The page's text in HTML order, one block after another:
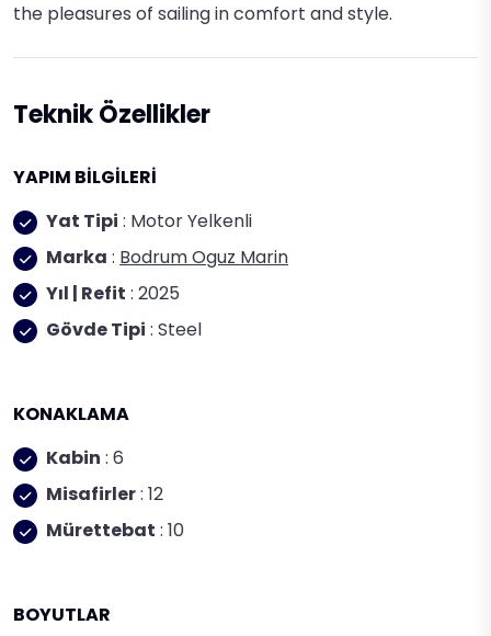
the pleasures of sailing in comfort and style.
Teknik Özellikler
YAPIM BİLGİLERİ
Yat Tipi : Motor Yelkenli
Marka : Bodrum Oguz Marin
Yıl | Refit : 2025
Gövde Tipi : Steel
KONAKLAMA
Kabin : 6
Misafirler: 12
Mürettebat : 10
BOYUTLAR